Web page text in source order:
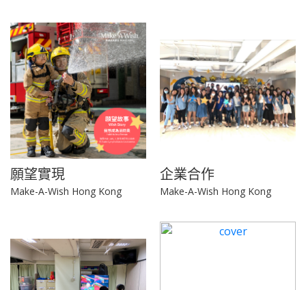
願望實現
Make-A-Wish Hong Kong
企業合作
Make-A-Wish Hong Kong